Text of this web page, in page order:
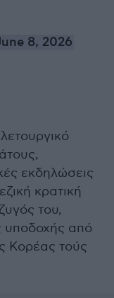
8, 2026
εκδηλώσεις
κρατική
του,
υποδοχής από
Κορέας τούς